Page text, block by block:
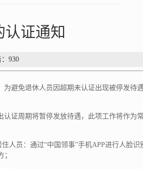
认证通知
930
避免退休人员因超期未认证出现被停发待
认证周期将暂停发放待遇，此项工作将作为
人员：通过“中国领事”手机APP进行人脸识